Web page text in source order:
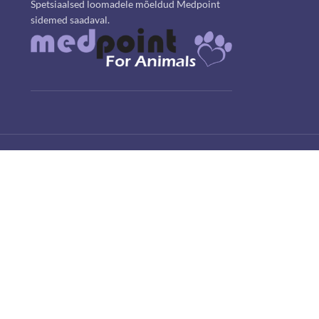
Spetsiaalsed loomadele mõeldud Medpoint
sidemed saadaval.